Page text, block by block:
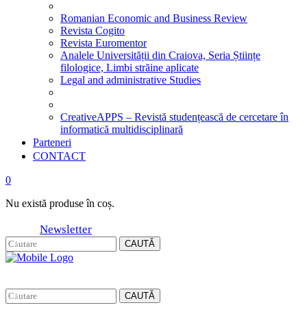
Romanian Economic and Business Review
Revista Cogito
Revista Euromentor
Analele Universității din Craiova, Seria Științe
filologice, Limbi străine aplicate
Legal and administrative Studies
CreativeAPPS – Revistă studențească de cercetare în
informatică multidisciplinară
Parteneri
CONTACT
0
Nu există produse în coș.
Newsletter
CAUTĂ
CAUTĂ